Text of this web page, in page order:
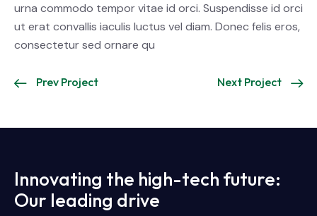
urna commodo tempor vitae id orci. Suspendisse id orci
ut erat convallis iaculis luctus vel diam. Donec felis eros,
consectetur sed ornare qu
Prev Project Next Project
Innovating the high-tech future:
Our leading drive